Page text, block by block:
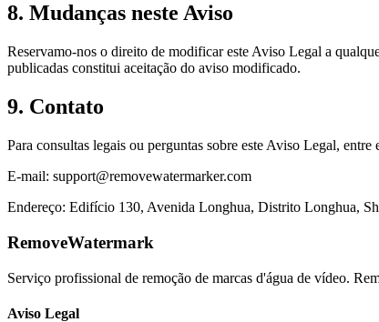
8. Mudanças neste Aviso
Reservamo-nos o direito de modificar este Aviso Legal a
publicadas constitui aceitação do aviso modificado.
9. Contato
Para consultas legais ou perguntas sobre este Aviso Legal, entre
E-mail: support@removewatermarker.com
Endereço: Edifício 130, Avenida Longhua, Distrito Longhua,
RemoveWatermark
Serviço profissional de remoção de marcas d'água de vídeo.
Aviso Legal